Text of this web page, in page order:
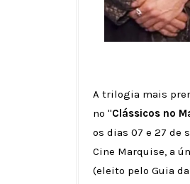
A trilogia mais
no ''Clássicos no
os dias 07 e 27 de
Cine Marquise, a
(eleito pelo Guia